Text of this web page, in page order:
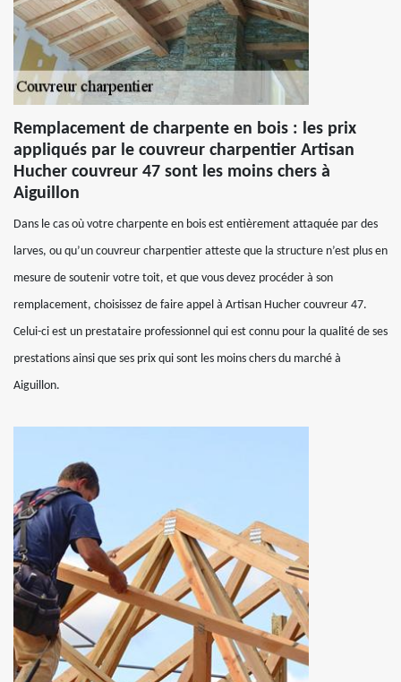
Remplacement de charpente en bois : les prix
appliqués par le couvreur charpentier Artisan
Hucher couvreur 47 sont les moins chers à
Aiguillon
Dans le cas où votre charpente en bois est entièrement attaquée par des
larves, ou qu’un couvreur charpentier atteste que la structure n’est plus en
mesure de soutenir votre toit, et que vous devez procéder à son
remplacement, choisissez de faire appel à Artisan Hucher couvreur 47.
Celui-ci est un prestataire professionnel qui est connu pour la qualité de ses
prestations ainsi que ses prix qui sont les moins chers du marché à
Aiguillon.